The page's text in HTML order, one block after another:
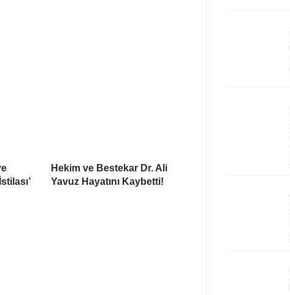
Hekim ve Bestekar Dr. Ali
Yavuz Hayatını Kaybetti!